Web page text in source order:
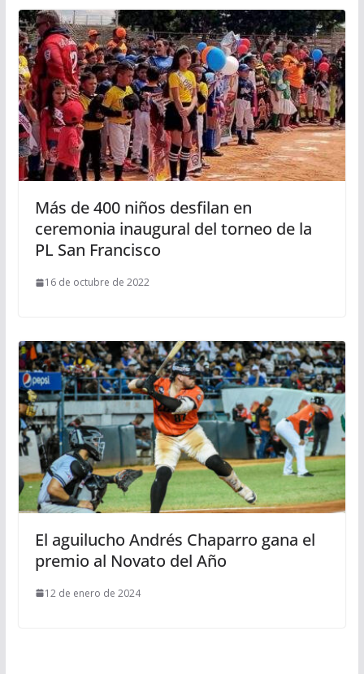
Más de 400 niños desfilan en
ceremonia inaugural del torneo de la
PL San Francisco
16 de octubre de 2022
El aguilucho Andrés Chaparro gana el
premio al Novato del Año
12 de enero de 2024